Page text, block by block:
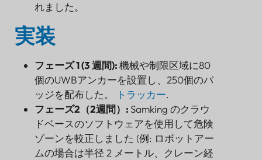
れました。
実装
フェーズ 1 (3 週間):機械や制限区域に80
個のUWBアンカーを設置し、250個のバ
ッジを配布した。
トラッカー.
フェーズ2（2週間）: Samking のクラウ
ドベースのソフトウェアを使用して危険
ゾーンを較正しました (例: ロボットアー
ムの場合は半径 2 メートル、クレーン経